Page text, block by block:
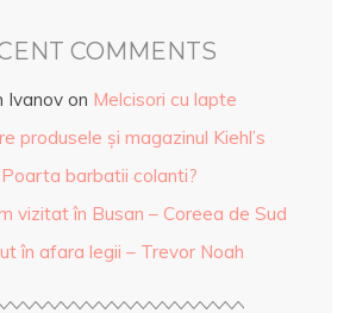
COMMENTS
Ivanov on Melcisori cu lapte
produsele și magazinul Kiehl’s
Poarta barbatii colanti?
vizitat în Busan – Coreea de Sud
în afara legii – Trevor Noah